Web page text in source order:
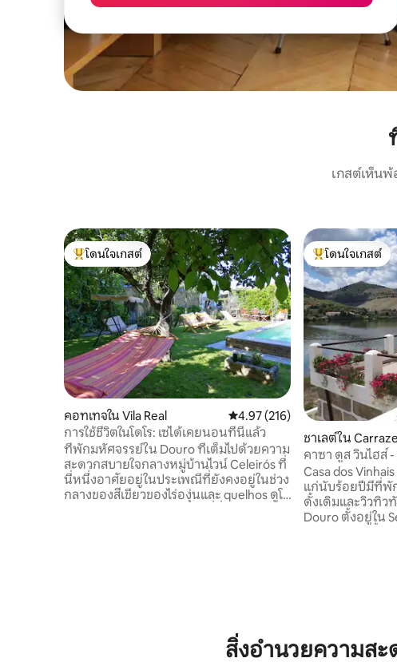
เกสต์เห็น
โดนใจเกสต์ที่สุด
โดนใจเกสต์
คอทเทจใน Vila Real คะแนนเฉลี่ย 4.97 จาก 5, 216 รีวิว
4.97 (216)
การใช้ชีวิตในโดโร: เซได้เคยนอนที่นี่แล้ว
ที่พักมหัศจรรย์ใน Douro ที่เต็มไปด้วยความ
สะดวกสบายใจกลางหมู่บ้านไวน์ Celeirós ที่
นี่หนึ่งอาศัยอยู่ในประเพณีที่ยังคงอยู่ในช่วง
กลางของสีเขียวของไร่องุ่นและ quelhos ดูโร
Alcova3 พร้อมเตียงขนาด 0.90 x 1.90
โดนใจเกสต์ที่สุด
โดนใจเกสต์
ชาเลต์ใน
es
คาซา ดูส วินไฮส์
อาหารเช้า)
Casa dos
แก่นับร้อยปีมีที่พั
ดั้งเดิมและวิวทิว
Douro ตั้งอยู่ใน
เราเป็นบ้านที่ไ
สิ่งอำนวยความส